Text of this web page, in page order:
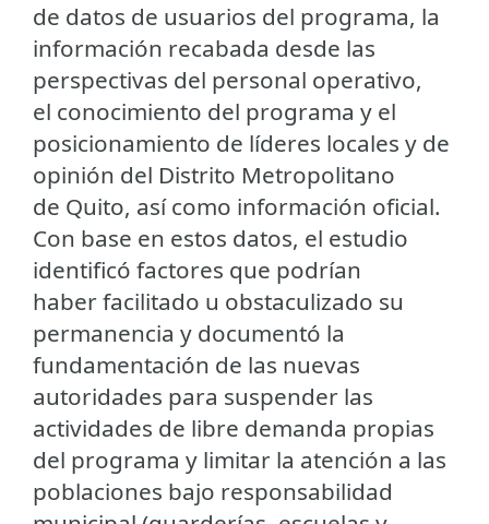
de datos de usuarios del programa, la
información recabada desde las
perspectivas del personal operativo,
el conocimiento del programa y el
posicionamiento de líderes locales y de
opinión del Distrito Metropolitano
de Quito, así como información oficial.
Con base en estos datos, el estudio
identificó factores que podrían
haber facilitado u obstaculizado su
permanencia y documentó la
fundamentación de las nuevas
autoridades para suspender las
actividades de libre demanda propias
del programa y limitar la atención a las
poblaciones bajo responsabilidad